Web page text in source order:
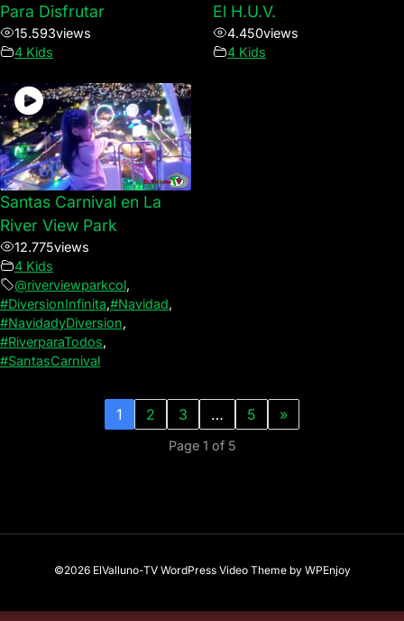
Para Disfrutar
15.593views
4 Kids
El H.U.V.
4.450views
4 Kids
Santas Carnival en La
River View Park
12.775views
4 Kids
@riverviewparkcol,
#DiversionInfinita,#Navidad,
#NavidadyDiversion,
#RiverparaTodos,
#SantasCarnival
1 2 3 … 5 »
Page 1 of 5
©2026 ElValluno-TV WordPress Video Themeby WPEnjoy